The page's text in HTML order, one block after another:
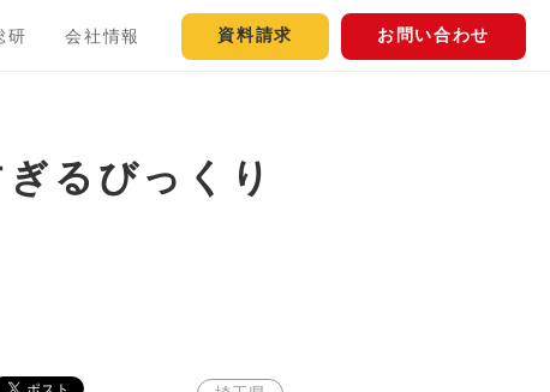
研 会社情報 資料請求 お問い合わせ
るびっくり